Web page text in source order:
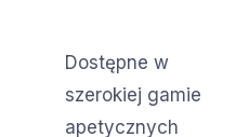
Dostępne w
szerokiej gamie
apetycznych